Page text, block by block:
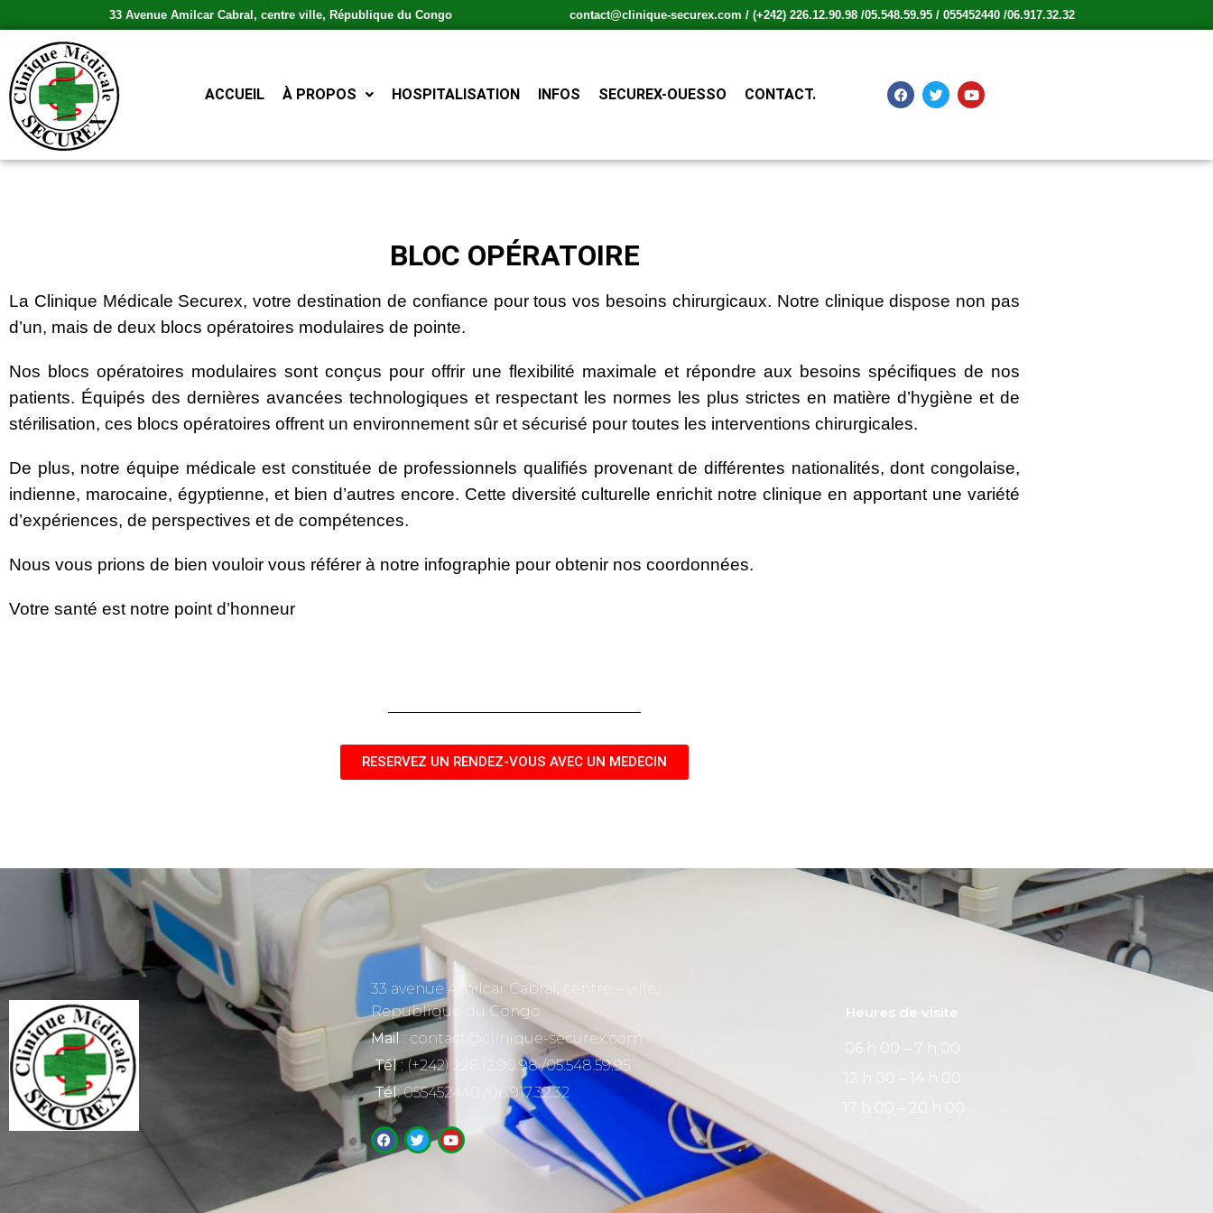
33 Avenue Amilcar Cabral, centre ville, République du Congo contact@clinique-securex.com / (+242) 226.12.90.98 /05.548.59.95 / 055452440 /06.917.32.32
ACCUEIL À PROPOS HOSPITALISATION INFOS SECUREX-OUESSO CONTACT.
BLOC OPÉRATOIRE
La Clinique Médicale Securex, votre destination de confiance pour tous vos besoins chirurgicaux. Notre clinique dispose non pas
d’un, mais de deux blocs opératoires modulaires de pointe.
Nos blocs opératoires modulaires sont conçus pour offrir une flexibilité maximale et répondre aux besoins spécifiques de nos
patients. Équipés des dernières avancées technologiques et respectant les normes les plus strictes en matière d’hygiène et de
stérilisation, ces blocs opératoires offrent un environnement sûr et sécurisé pour toutes les interventions chirurgicales.
De plus, notre équipe médicale est constituée de professionnels qualifiés provenant de différentes nationalités, dont congolaise,
indienne, marocaine, égyptienne, et bien d’autres encore. Cette diversité culturelle enrichit notre clinique en apportant une variété
d’expériences, de perspectives et de compétences.
Nous vous prions de bien vouloir vous référer à notre infographie pour obtenir nos coordonnées.
Votre santé est notre point d’honneur
RESERVEZ UN RENDEZ-VOUS AVEC UN MEDECIN
33 avenue Amilcar Cabral, centre – ville,
Republique du Congo
Mail: contact@clinique-securex.com
Tél: (+242) 226.12.90.98 /05.548.59.95
Tél: 055452440 /06.917.32.32
Heures de visite
06 h 00 – 7 h 00
12 h 00 – 14 h 00
17 h 00 – 20 h 00